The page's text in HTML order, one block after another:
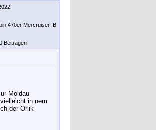
470er Mercruiser IB
Beiträgen
Moldau
in nem
der Orlik